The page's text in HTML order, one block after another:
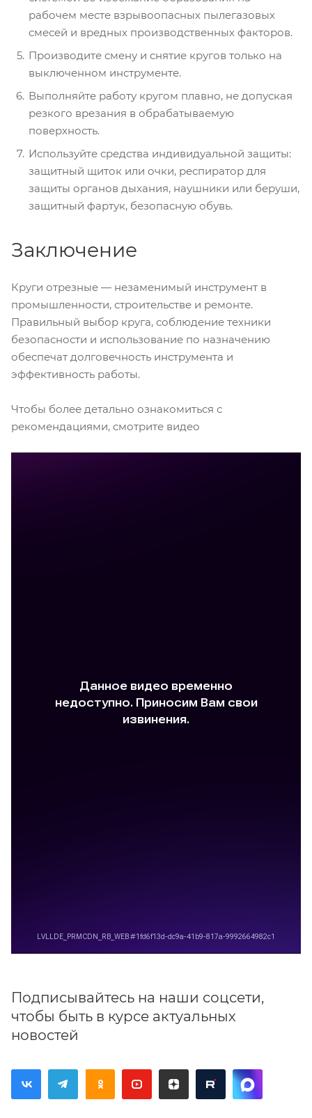
рабочем месте взрывоопасных пылегазовых
смесей и вредных производственных факторов.
Производите смену и снятие кругов только на
выключенном инструменте.
Выполняйте работу кругом плавно, не допуская
резкого врезания в обрабатываемую
поверхность.
Используйте средства индивидуальной защиты:
защитный щиток или очки, респиратор для
защиты органов дыхания, наушники или беруши,
защитный фартук, безопасную обувь.
Заключение
Круги отрезные — незаменимый инструмент в
промышленности, строительстве и ремонте.
Правильный выбор круга, соблюдение техники
безопасности и использование по назначению
обеспечат долговечность инструмента и
эффективность работы.
Чтобы более детально ознакомиться с
рекомендациями, смотрите видео
Подписывайтесь на наши соцсети,
чтобы быть в курсе актуальных
новостей